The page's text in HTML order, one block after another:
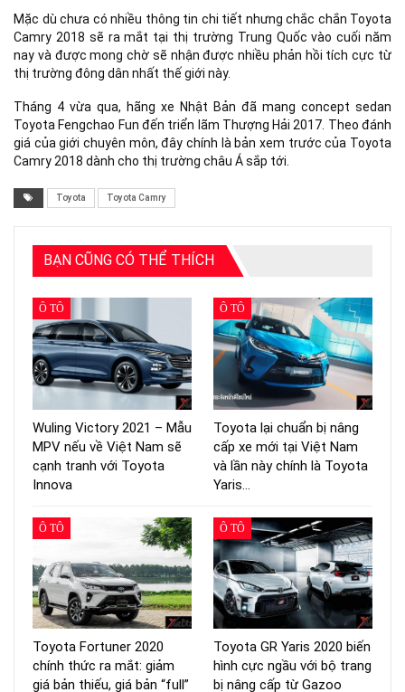
Mặc dù chưa có nhiều thông tin chi tiết nhưng chắc chắn Toyota
Camry 2018 sẽ ra mắt tại thị trường Trung Quốc vào cuối năm
nay và được mong chờ sẽ nhận được nhiều phản hồi tích cực từ
thị trường đông dân nhất thế giới này.
Tháng 4 vừa qua, hãng xe Nhật Bản đã mang concept sedan
Toyota Fengchao Fun đến triển lãm Thượng Hải 2017. Theo đánh
giá của giới chuyên môn, đây chính là bản xem trước của Toyota
Camry 2018 dành cho thị trường châu Á sắp tới.
Toyota Toyota Camry
BẠN CŨNG CÓ THỂ THÍCH
Ô TÔ
Wuling Victory 2021 – Mẫu
MPV nếu về Việt Nam sẽ
cạnh tranh với Toyota
Innova
Ô TÔ
Toyota lại chuẩn bị nâng
cấp xe mới tại Việt Nam
và lần này chính là Toyota
Yaris…
Ô TÔ
Toyota Fortuner 2020
chính thức ra mắt: giảm
giá bản thiếu, giá bản “full”
Ô TÔ
Toyota GR Yaris 2020 biến
hình cực ngầu với bộ trang
bị nâng cấp từ Gazoo